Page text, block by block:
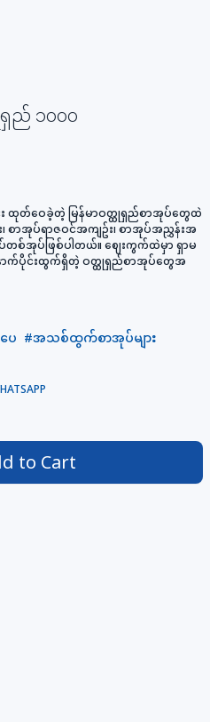
ည် ၁၀၀၀
ထုတ်​ဝေခဲ့တဲ့ မြန်မာဝတ္ထုရှည်စာအုပ်​တွေထဲ
စာအုပ်ရာဇဝင်အကျဥ်း၊ စာအုပ်အညွှန်းအ
စ်အုပ်ဖြစ်ပါတယ်။ ​ဈေးကွက်ထဲမှာ ရှာမ
နောက်ပိုင်းထွက်ရှိတဲ့ ဝတ္ထုရှည်စာအုပ်​တွေအ​
ေ #အသစ်ထွက်စာအုပ်များ
to Cart